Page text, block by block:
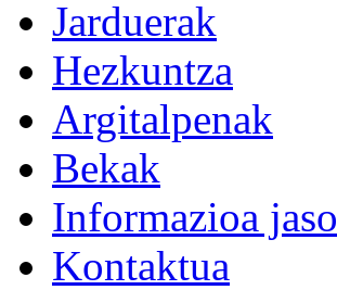
Jarduerak
Hezkuntza
Argitalpenak
Bekak
Informazioa jaso
Kontaktua